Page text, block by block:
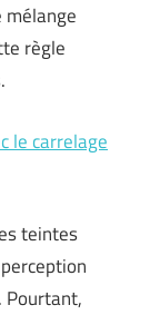
règle
le carrelage
teintes
Pourtant,